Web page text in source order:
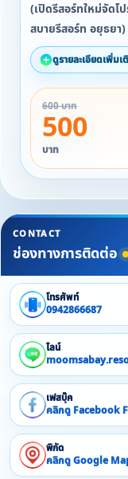
(เปิดรีสอร์ทใหม่จัดโ
สบายรีสอร์ท อยุธยา)
ดูรายละเอียดเพิ่มเ
600 บาท
500
บาท
CONTACT
ช่องทางการติดต่อ
โทรศัพท์
0942866687
ไลน์
เฟสบุ๊ค
คลิกดู Facebook
พิกัด
คลิกดู Google